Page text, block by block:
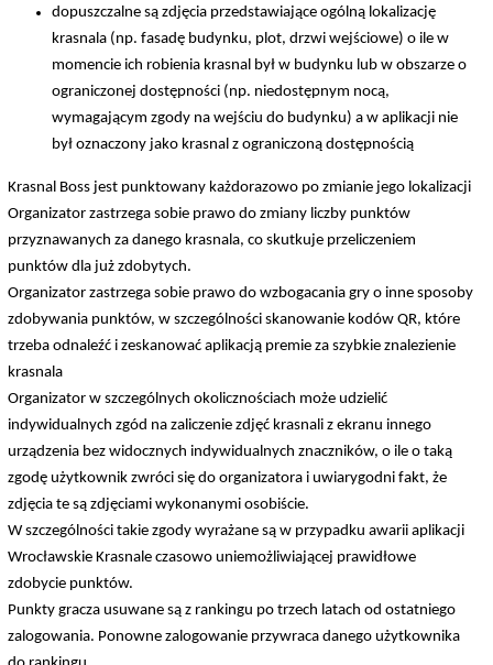
dopuszczalne są zdjęcia przedstawiające ogólną lokalizację
krasnala (np. fasadę budynku, plot, drzwi wejściowe) o ile w
momencie ich robienia krasnal był w budynku lub w obszarze o
ograniczonej dostępności (np. niedostępnym nocą,
wymagającym zgody na wejściu do budynku) a w aplikacji nie
był oznaczony jako krasnal z ograniczoną dostępnością
Krasnal Boss jest punktowany każdorazowo po zmianie jego lokalizacji
Organizator zastrzega sobie prawo do zmiany liczby punktów
przyznawanych za danego krasnala, co skutkuje przeliczeniem
punktów dla już zdobytych.
Organizator zastrzega sobie prawo do wzbogacania gry o inne sposoby
zdobywania punktów, w szczególności skanowanie kodów QR, które
trzeba odnaleźć i zeskanować aplikacją premie za szybkie znalezienie
krasnala
Organizator w szczególnych okolicznościach może udzielić
indywidualnych zgód na zaliczenie zdjęć krasnali z ekranu innego
urządzenia bez widocznych indywidualnych znaczników, o ile o taką
zgodę użytkownik zwróci się do organizatora i uwiarygodni fakt, że
zdjęcia te są zdjęciami wykonanymi osobiście.
W szczególności takie zgody wyrażane są w przypadku awarii aplikacji
Wrocławskie Krasnale czasowo uniemożliwiającej prawidłowe
zdobycie punktów.
Punkty gracza usuwane są z rankingu po trzech latach od ostatniego
zalogowania. Ponowne zalogowanie przywraca danego użytkownika